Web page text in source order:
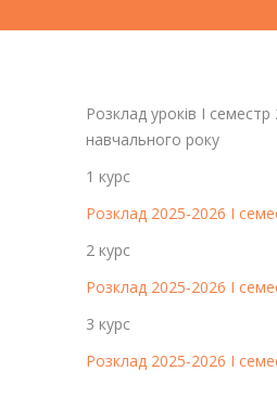
Розклад уроків І
навчального року
1 курс
Розклад 2025-2026 I
2 курс
Розклад 2025-2026 I
3 курс
Розклад 2025-2026 I